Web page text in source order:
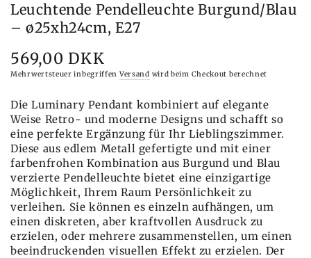
Leuchtende Pendelleuchte Burgund/Blau
– ø25xh24cm, E27
Preis
569,00 DKK
Mehrwertsteuer inbegriffen Versand wird beim Checkout berechnet
Die Luminary Pendant kombiniert auf elegante
Weise Retro- und moderne Designs und schafft so
eine perfekte Ergänzung für Ihr Lieblingszimmer.
Diese aus edlem Metall gefertigte und mit einer
farbenfrohen Kombination aus Burgund und Blau
verzierte Pendelleuchte bietet eine einzigartige
Möglichkeit, Ihrem Raum Persönlichkeit zu
verleihen. Sie können es einzeln aufhängen, um
einen diskreten, aber kraftvollen Ausdruck zu
erzielen, oder mehrere zusammenstellen, um einen
beeindruckenden visuellen Effekt zu erzielen. Der